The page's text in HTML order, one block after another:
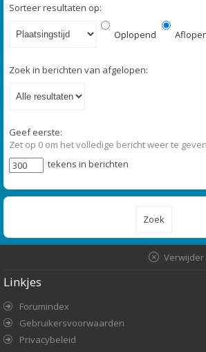
Sorteer resultaten op:
Oplopend
Zoek in berichten van afgelopen:
Geef eerste:
Zet op 0 om het volledige bericht weer te
tekens in berichten
Linkjes
Forumindex
Gebruikersvoorwaarden
Privacybeleid